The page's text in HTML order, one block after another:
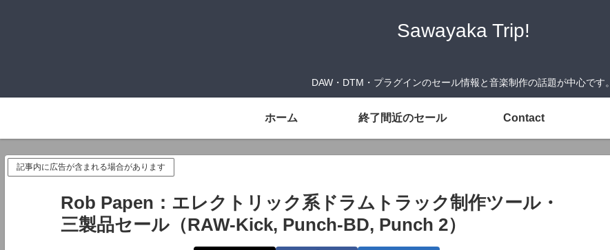
Sawayaka Trip!
DAW・DTM・プラグインのセール情報と音楽制作の話題が中心です。
ホーム 終了間近のセール Contact
記事内に広告が含まれる場合があります
Rob Papen：エレクトリック系ドラムトラック制作ツール・
三製品セール（RAW-Kick, Punch-BD, Punch 2）